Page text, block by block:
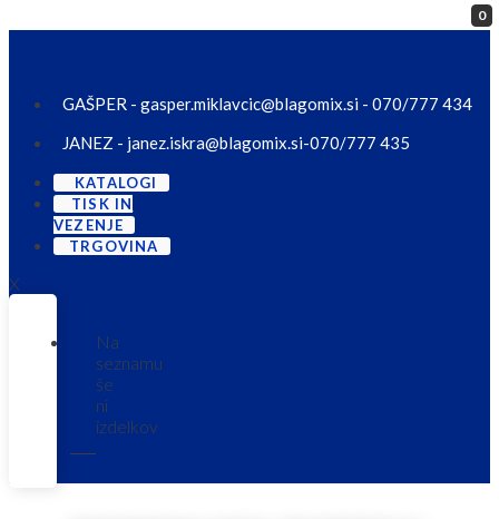
GAŠPER - gasper.miklavcic@blagomix.si - 070/777 434
JANEZ - janez.iskra@blagomix.si-070/777 435
KATALOGI
TISK IN
VEZENJE
TRGOVINA
0
X
Na
seznamu
še
ni
izdelkov